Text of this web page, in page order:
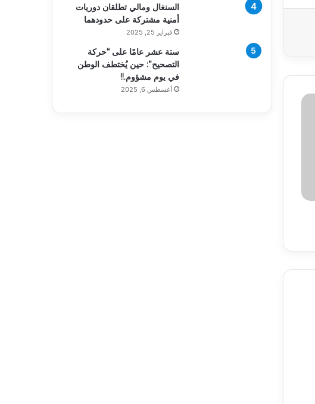
السنغال ومالي تطلقان دوريات
أمنية مشتركة على حدودهما
فبراير 25, 2025
ستة عشر عامًا على “حركة
التصحيح”: حين يُختطف الوطن
في يوم مشؤوم.!!
أغسطس 6, 2025